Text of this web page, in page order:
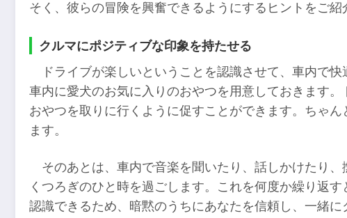
そく、彼らの冒険を興奮できるようにするヒントをご紹
クルマにポジティブな印象を持たせる
ドライブが楽しいということを認識させて、車内で
車内に愛犬のお気に入りのおやつを用意しておきます
おやつを取りに行くように促すことができます。ちゃ
ます。
そのあとは、車内で音楽を聞いたり、話しかけたり
くつろぎのひと時を過ごします。これを何度か繰り返
認識できるため、暗黙のうちにあなたを信頼し、一緒に